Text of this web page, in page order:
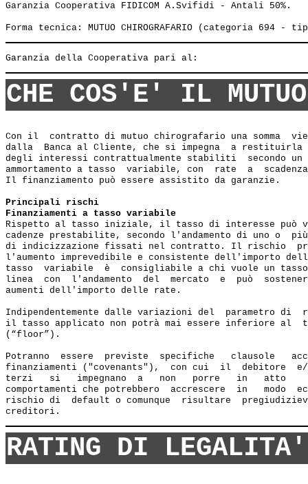
Garanzia Cooperativa FIDICOM A.Svifidi - Antali 50%.
CHE COS'E' IL MUTUO
Con il  contratto di mutuo chirografario una somma
dalla  Banca al Cliente, che si impegna  a restituirla
degli interessi contrattualmente stabiliti  secondo
ammortamento a tasso  variabile, con  rate  a
Il finanziamento può essere assistito da garanzie.
Principali rischi
Finanziamenti a tasso variabile
Rispetto al tasso iniziale, il tasso di interesse può
cadenze prestabilite, secondo l'andamento di uno o
di indicizzazione fissati nel contratto. Il rischio
l'aumento imprevedibile e consistente dell'importo
tasso  variabile  è  consigliabile a chi vuole un tasso
linea  con  l'andamento  del  mercato  e  può
aumenti dell'importo delle rate.
Indipendentemente dalle variazioni del  parametro di
il tasso applicato non potrà mai essere inferiore al
(“floor”).
Potranno  essere  previste  specifiche   clausole
finanziamenti ("covenants"),  con cui  il  debitore
terzi   si   impegnano  a   non   porre   in   atto
comportamenti che potrebbero  accrescere  in   modo
rischio di  default o comunque  risultare
RATING DI LEGALITA'